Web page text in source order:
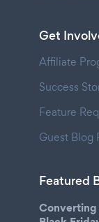
Get
Affiliate
Success
Feature
Guest Blog
Featured
Converting